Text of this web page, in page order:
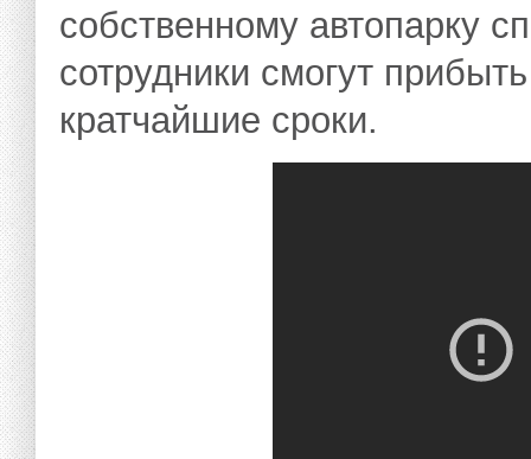
собственному автопарку
сотрудники смогут
кратчайшие сроки.